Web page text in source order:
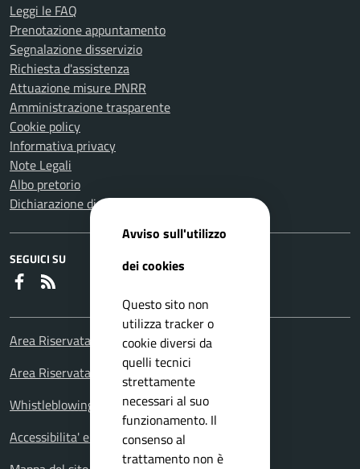
Leggi le FAQ
Prenotazione appuntamento
Segnalazione disservizio
Richiesta d'assistenza
Attuazione misure PNRR
Amministrazione trasparente
Cookie policy
Informativa privacy
Note Legali
Albo pretorio
Dichiarazione di accessibilità
SEGUICI SU
Faceboook
Area Riservata Consiglieri Comunali
Area Riservata Polizia Locale
Whistleblowing – Segnalazioni illeciti
Accessibilita' e meccanismo di feedback
Avviso sull'utilizzo
dei cookies
Questo sito non
utilizza tracker o
cookie diversi da
quelli tecnici
strettamente
necessari al suo
funzionamento. Il
consenso al
trattamento non è